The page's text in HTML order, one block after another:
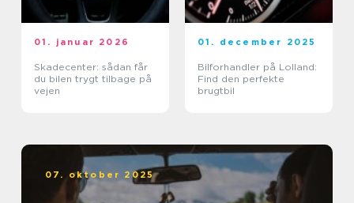
01. januar 2026
Skadecenter: sådan får
du bilen trygt tilbage på
vejen
01. december 2025
Bilforhandler på Lolland:
Find den perfekte
brugtbil
07. oktober 2025